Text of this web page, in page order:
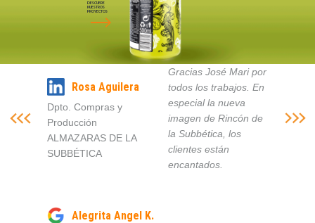
DESCUBRE
NUESTROS
PROYECTOS
Rosa Aguilera
Dpto. Compras y
Producción
ALMAZARAS DE LA
SUBBÉTICA
Gracias José Mari por
todos los trabajos. En
especial la nueva
imagen de Rincón de
la Subbética, los
clientes están
encantados.
Alegrita Angel K.